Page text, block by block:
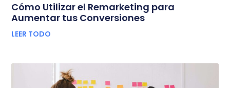
Cómo Utilizar el Remarketing para
Aumentar tus Conversiones
LEER TODO